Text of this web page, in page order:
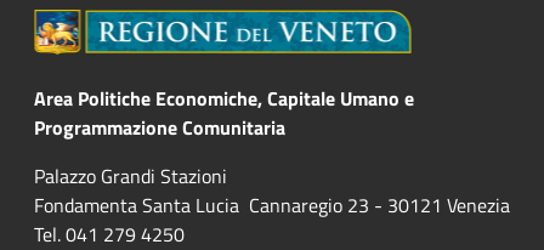
Area Politiche Economiche, Capitale Umano e
Programmazione Comunitaria
Palazzo Grandi Stazioni
Fondamenta Santa Lucia Cannaregio 23 - 30121 Venezia
Tel. 041 279 4250